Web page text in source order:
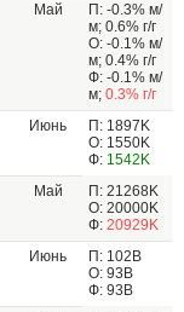
Май
П: -0.3% м/
м; 0.6% г/г
О: -0.1% м/
м; 0.4% г/г
Ф: -0.1% м/
м; 0.3% г/г
Июнь
П: 1897K
О: 1550K
Ф: 1542K
Май
П: 21268K
О: 20000K
Ф: 20929K
Июнь
П: 102B
О: 93B
Ф: 93B